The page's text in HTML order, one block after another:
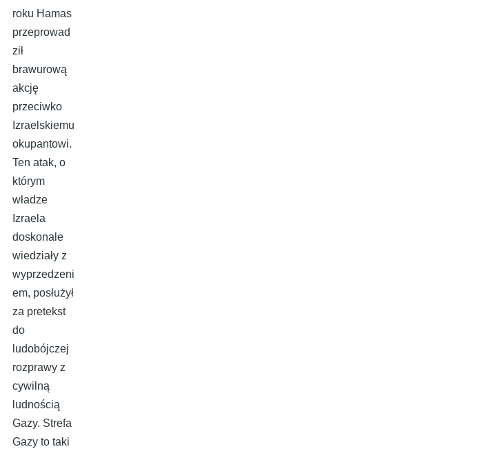
roku Hamas
przeprowad
ził
brawurową
akcję
przeciwko
Izraelskiemu
okupantowi.
Ten atak, o
którym
władze
Izraela
doskonale
wiedziały z
wyprzedzeni
em, posłużył
za pretekst
do
ludobójczej
rozprawy z
cywilną
ludnością
Gazy. Strefa
Gazy to taki